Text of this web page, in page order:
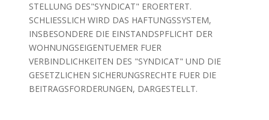
STELLUNG DES"SYNDICAT" EROERTERT.
SCHLIESSLICH WIRD DAS HAFTUNGSSYSTEM,
INSBESONDERE DIE EINSTANDSPFLICHT DER
WOHNUNGSEIGENTUEMER FUER
VERBINDLICHKEITEN DES "SYNDICAT" UND DIE
GESETZLICHEN SICHERUNGSRECHTE FUER DIE
BEITRAGSFORDERUNGEN, DARGESTELLT.